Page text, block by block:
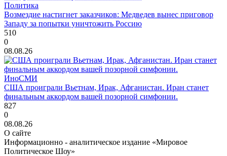
Политика
Возмездие настигнет заказчиков: Медведев вынес приговор
Западу за попытки уничтожить Россию
510
0
08.08.26
ИноСМИ
США проиграли Вьетнам, Ирак, Афганистан. Иран станет
финальным аккордом вашей позорной симфонии.
827
0
08.08.26
О сайте
Информационно - аналитическое издание «Мировое
Политическое Шоу»